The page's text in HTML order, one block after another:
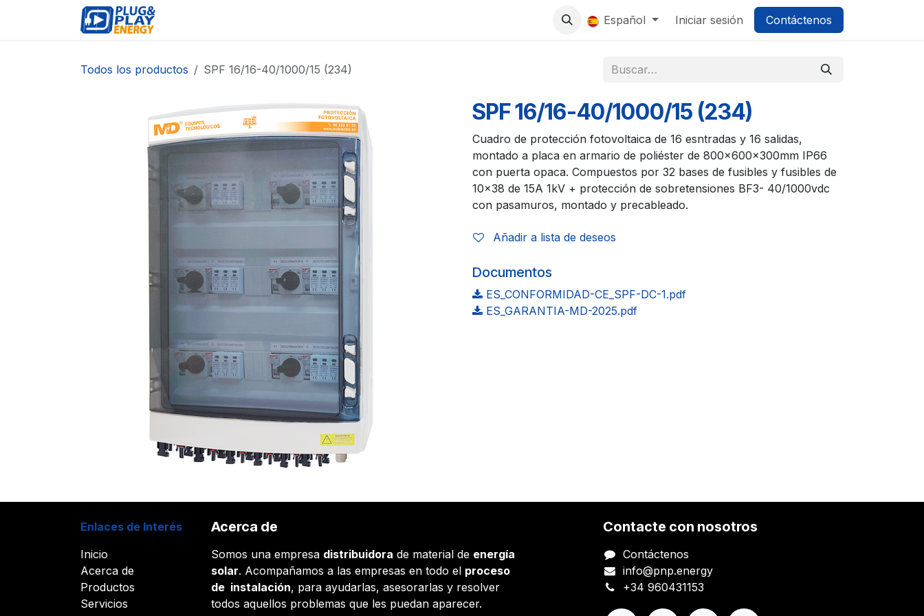
0 Español Iniciar sesión Contáctenos
Todos los productos SPF 16/16-40/1000/15 (234)
SPF 16/16-40/1000/15 (234)
Cuadro de protección fotovoltaica de 16 esntradas y 16 salidas,
montado a placa en armario de poliéster de 800x600x300mm IP66
con puerta opaca. Compuestos por 32 bases de fusibles y fusibles de
10x38 de 15A 1kV + protección de sobretensiones BF3- 40/1000vdc
con pasamuros, montado y precableado.
Añadir a lista de deseos
Documentos
ES_CONFORMIDAD-CE_SPF-DC-1.pdf
ES_GARANTIA-MD-2025.pdf
Enlaces de Interés
Inicio
Acerca de
Productos
Servicios
Acerca de
Somos una empresa distribuidora de material de energía
solar. Acompañamos a las empresas en todo el proceso
de instalación, para ayudarlas, asesorarlas y resolver
todos aquellos problemas que les puedan aparecer.
Contacte con nosotros
Contáctenos
info@pnp.energy
+34 960431153